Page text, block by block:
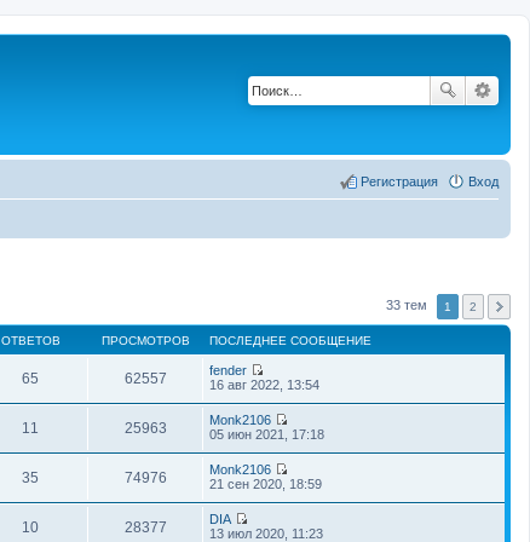
Вход
Регистрация
33 тем 1 2
ОТВЕТОВ ПРОСМОТРОВ ПОСЛЕДНЕЕ СООБЩЕНИЕ
65 62557
fender
П
е
й
т
и
к
с
16 авг 2022, 13:54
11 25963
Monk2106
П
й
т
к
05 июн 2021, 17:18
35 74976
Monk2106
П
21 сен 2020, 18:59
10 28377
DIA
П
13 июл 2020, 11:23